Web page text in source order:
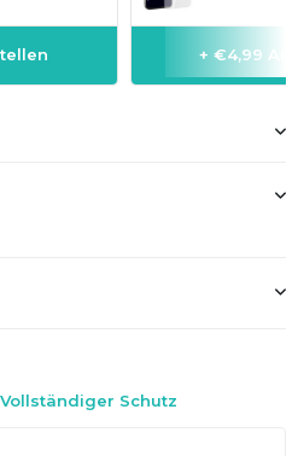
+ €4,99
Vollständiger Schutz